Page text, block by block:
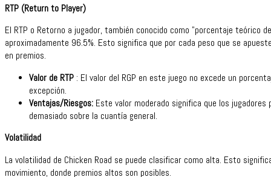
RTP (Return to Player)
El RTP o Retorno a jugador, también conocido como "porcentaje teórico
aproximadamente 96.5%. Esto significa que por cada peso que se
en premios.
Valor de RTP : El valor del RGP en este juego no excede un
excepción.
Ventajas/Riesgos: Este valor moderado significa que los
demasiado sobre la cuantía general.
Volatilidad
La volatilidad de Chicken Road se puede clasificar como alta. Esto
movimiento, donde premios altos son posibles.